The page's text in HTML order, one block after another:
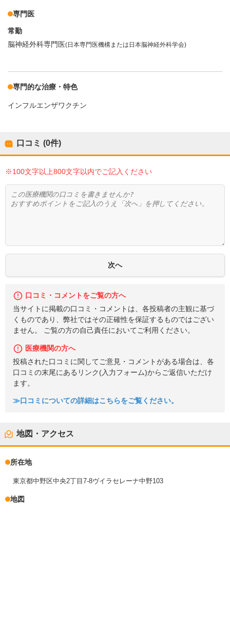
専門医
常勤
脳神経外科専門医(日本専門医機構または日本脳神経外科学会)
専門的な治療・特色
インフルエンザワクチン
口コミ (0件)
※100文字以上800文字以内でご記入ください
口コミ・コメントをご覧の方へ
当サイトに掲載の口コミ・コメントは、各投稿者の主観に基づ
くものであり、弊社ではその正確性を保証するものではござい
ません。 ご覧の方の自己責任においてご利用ください。
医療機関の方へ
投稿された口コミに関してご意見・コメントがある場合は、各
口コミの末尾にあるリンク(入力フォーム)からご返信いただけ
ます。
≫口コミについての詳細はこちらをご覧ください。
地図・アクセス
所在地
東京都中野区中央2丁目7-8ヴイラセレーナ中野103
地図